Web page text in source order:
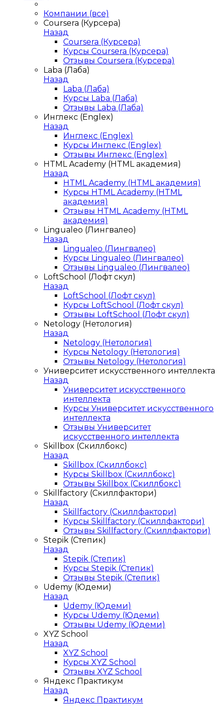
Компании (все)
Coursera (Курсера)
Назад
Coursera (Курсера)
Курсы Coursera (Курсера)
Отзывы Coursera (Курсера)
Laba (Лаба)
Назад
Laba (Лаба)
Курсы Laba (Лаба)
Отзывы Laba (Лаба)
Инглекс (Englex)
Назад
Инглекс (Englex)
Курсы Инглекс (Englex)
Отзывы Инглекс (Englex)
HTML Academy (HTML академия)
Назад
HTML Academy (HTML академия)
Курсы HTML Academy (HTML
академия)
Отзывы HTML Academy (HTML
академия)
Lingualeo (Лингвалео)
Назад
Lingualeo (Лингвалео)
Курсы Lingualeo (Лингвалео)
Отзывы Lingualeo (Лингвалео)
LoftSchool (Лофт скул)
Назад
LoftSchool (Лофт скул)
Курсы LoftSchool (Лофт скул)
Отзывы LoftSchool (Лофт скул)
Netology (Нетология)
Назад
Netology (Нетология)
Курсы Netology (Нетология)
Отзывы Netology (Нетология)
Университет искусственного интеллекта
Назад
Университет искусственного
интеллекта
Курсы Университет искусственного
интеллекта
Отзывы Университет
искусственного интеллекта
Skillbox (Скиллбокс)
Назад
Skillbox (Скиллбокс)
Курсы Skillbox (Скиллбокс)
Отзывы Skillbox (Скиллбокс)
Skillfactory (Скиллфактори)
Назад
Skillfactory (Скиллфактори)
Курсы Skillfactory (Скиллфактори)
Отзывы Skillfactory (Скиллфактори)
Stepik (Степик)
Назад
Stepik (Степик)
Курсы Stepik (Степик)
Отзывы Stepik (Степик)
Udemy (Юдеми)
Назад
Udemy (Юдеми)
Курсы Udemy (Юдеми)
Отзывы Udemy (Юдеми)
XYZ School
Назад
XYZ School
Курсы XYZ School
Отзывы XYZ School
Яндекс Практикум
Назад
Яндекс Практикум